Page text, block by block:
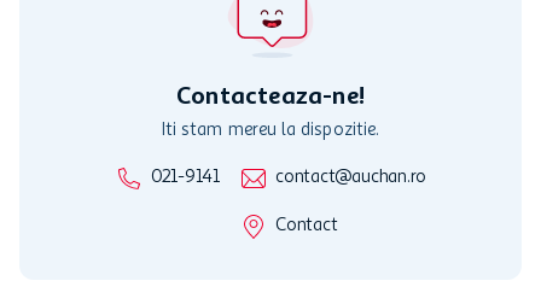
nu raspunde pentru imposibilitatea utilizarii Cardului in perioada in
care aceste este suspendat sau in perioada in care sunt efectuate
Contacteaza-ne!
Iti stam mereu la dispozitie.
021-9141 contact@auchan.ro
Contact